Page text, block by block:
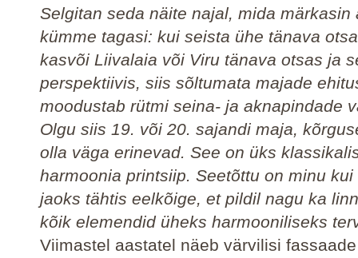
Selgitan seda näite najal, mida märkasin
kümme tagasi: kui seista ühe tänava
kasvõi Liivalaia või Viru tänava otsas ja
perspektiivis, siis sõltumata majade
moodustab rütmi seina- ja aknapindade
Olgu siis 19. või 20. sajandi maja,
olla väga erinevad. See on üks
harmoonia printsiip. Seetõttu on minu
jaoks tähtis eelkõige, et pildil nagu ka
kõik elemendid üheks harmooniliseks
Viimastel aastatel näeb värvilisi